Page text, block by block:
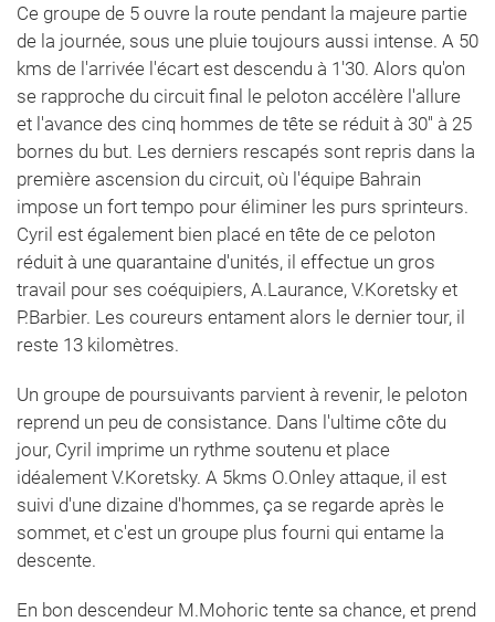
Ce groupe de 5 ouvre la route pendant la majeure partie
de la journée, sous une pluie toujours aussi intense. A 50
kms de l'arrivée l'écart est descendu à 1'30. Alors qu'on
se rapproche du circuit final le peloton accélère l'allure
et l'avance des cinq hommes de tête se réduit à 30'' à 25
bornes du but. Les derniers rescapés sont repris dans la
première ascension du circuit, où l'équipe Bahrain
impose un fort tempo pour éliminer les purs sprinteurs.
Cyril est également bien placé en tête de ce peloton
réduit à une quarantaine d'unités, il effectue un gros
travail pour ses coéquipiers, A.Laurance, V.Koretsky et
P.Barbier. Les coureurs entament alors le dernier tour, il
reste 13 kilomètres.
Un groupe de poursuivants parvient à revenir, le peloton
reprend un peu de consistance. Dans l'ultime côte du
jour, Cyril imprime un rythme soutenu et place
idéalement V.Koretsky. A 5kms O.Onley attaque, il est
suivi d'une dizaine d'hommes, ça se regarde après le
sommet, et c'est un groupe plus fourni qui entame la
descente.
En bon descendeur M.Mohoric tente sa chance, et prend